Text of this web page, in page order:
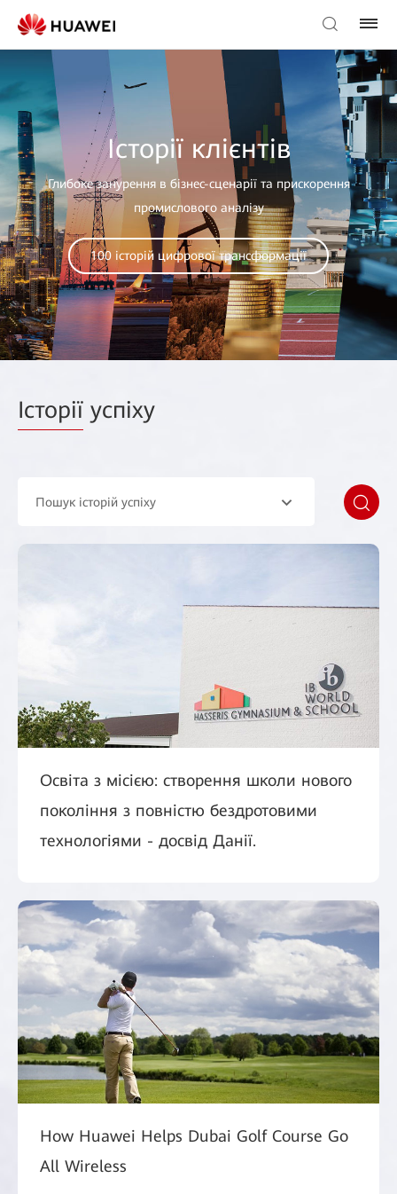
Історії клієнтів
Глибоке занурення в бізнес-сценарії та прискорення
промислового аналізу
100 історій цифрової трансформації
Історії успіху
Пошук історій успіху
Освіта з місією: створення школи нового
покоління з повністю бездротовими
технологіями - досвід Данії.
How Huawei Helps Dubai Golf Course Go
All Wireless